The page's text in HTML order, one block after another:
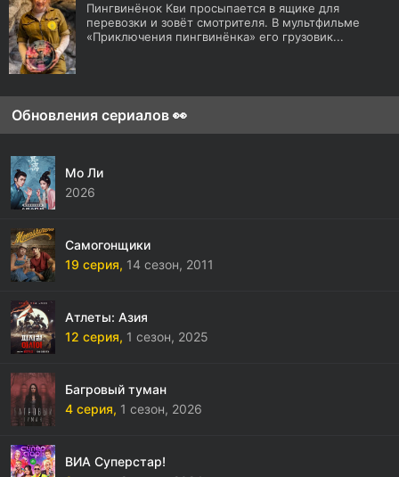
Пингвинёнок Кви просыпается в ящике для
перевозки и зовёт смотрителя. В мультфильме
«Приключения пингвинёнка» его грузовик...
Обновления сериалов 👀
Мо Ли
2026
Самогонщики
19 серия, 14 сезон, 2011
Атлеты: Азия
12 серия, 1 сезон, 2025
Багровый туман
4 серия, 1 сезон, 2026
ВИА Суперстар!